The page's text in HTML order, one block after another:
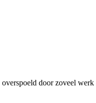
door zoveel